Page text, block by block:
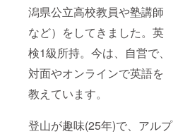
潟県公立高校教員や塾講師
など）をしてきました。英
検1級所持。今は、自営で、
対面やオンラインで英語を
教えています。
登山が趣味(25年)で、アルプ